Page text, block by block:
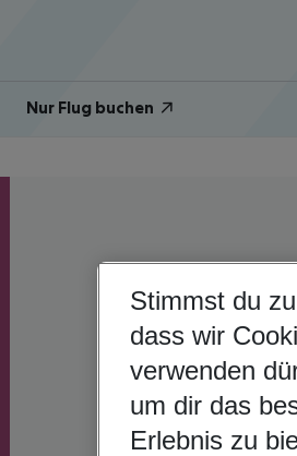
Nur Flug buchen
Stimmst du
dass wir
verwenden
um dir das
Erlebnis zu